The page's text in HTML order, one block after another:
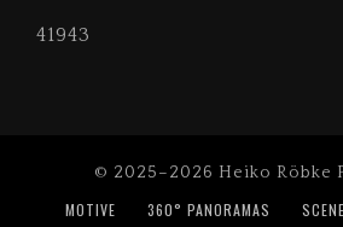
41943
© 2025–2026 Heiko Röbke
MOTIVE 360° PANORAMAS